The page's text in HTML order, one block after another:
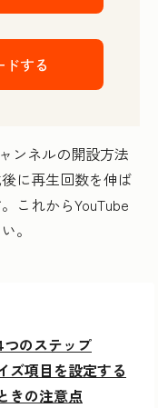
する
ンネルの開設方法
に再生回数を伸ば
これからYouTube
。
のステップ
ズ項目を設定する
きの注意点